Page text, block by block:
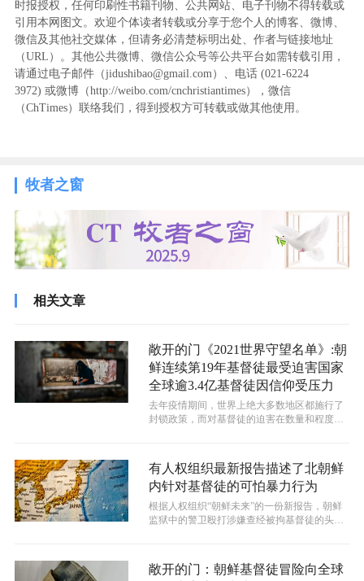
时报授权，任何印刷性书籍刊物、公共网站、电子刊物不得转载或
引用本网图文。欢迎个体读者转载或分享于您个人的博客、微博、
微信及其他社交媒体，但请务必清楚标明出处、作者与链接地址
（URL）。其他公共微博、微信公众号等公共平台如需转载引用，
请通过电子邮件（jidushibao@gmail.com）、电话 (021-6224
3972) ‬或微博（http://weibo.com/cnchristiantimes），微信
（ChTimes）联络我们，得到授权方可转载或做其他使用。
牧者之窗
相关文章
敞开的门《2021世界守望名单》:朝
鲜连续第19年基督徒最受迫害国家
全球逾3.4亿基督徒因信仰受压力
去年疫情期间，世界上绝大多数地区都施行了
封锁政策，而对基督徒的迫害在数量和程度上
有人权组织最新报告描述了北朝鲜
内针对基督徒的可怕暴力行为
根据人权组织“朝鲜未来”的一份新报告，朝鲜
监狱中的警卫殴打涉嫌查经被拘基督徒的头
敞开的门：朝鲜基督徒冒险向全球